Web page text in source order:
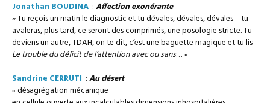
Jonathan BOUDINA :Affection exonérante
« Tu reçois un matin le diagnostic et tu dévales, dévales, dévales – tu
avaleras, plus tard, ce seront des comprimés, une posologie stricte. Tu
deviens un autre, TDAH, on te dit, c’est une baguette magique et tu lis
Le trouble du déficit de l’attention avec ou sans… »
Sandrine CERRUTI :Au désert
« désagrégation mécanique